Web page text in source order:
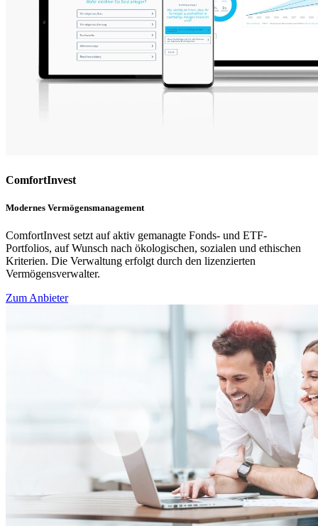
ComfortInvest
Modernes Vermögensmanagement
ComfortInvest setzt auf aktiv gemanagte Fonds- und ETF-
Portfolios, auf Wunsch nach ökologischen, sozialen und ethischen
Kriterien. Die Verwaltung erfolgt durch den lizenzierten
Vermögensverwalter.
Zum Anbieter